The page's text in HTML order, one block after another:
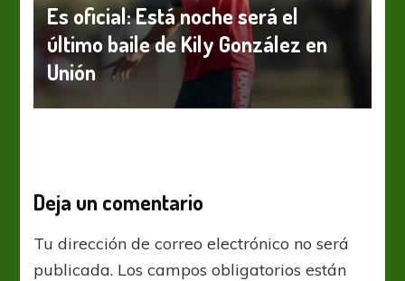
Es oficial: Está noche será el
último baile de Kily González en
Unión
Deja un comentario
Tu dirección de correo electrónico no será
publicada. Los campos obligatorios están